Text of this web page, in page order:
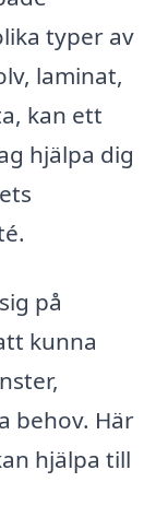
typer av
laminat,
kan ett
hjälpa dig
på
kunna
behov. Här
hjälpa till